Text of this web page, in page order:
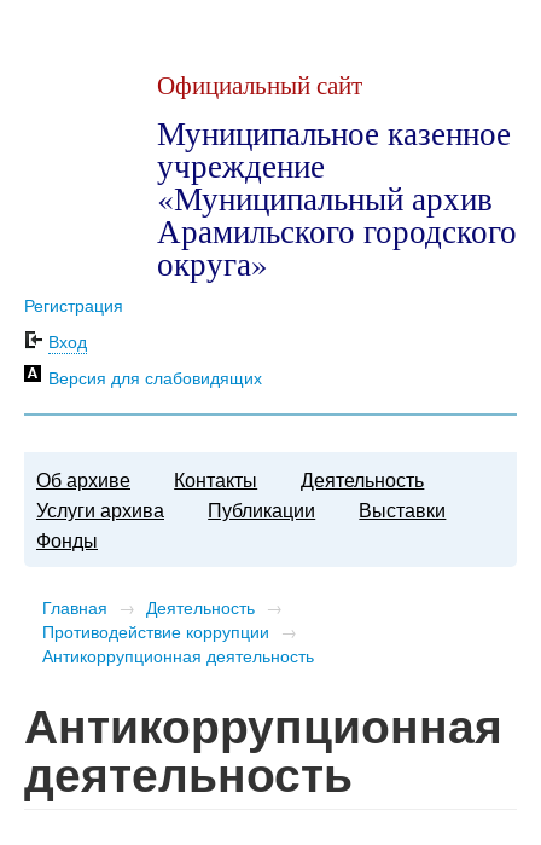
Официальный сайт
Муниципальное казенное
учреждение
«Муниципальный архив
Арамильского городского
округа»
Регистрация
Вход
Версия для слабовидящих
Об архиве Контакты
Деятельность
Услуги архива
Публикации
Выставки
Фонды
Главная → Деятельность →
Противодействие коррупции →
Антикоррупционная деятельность
Антикоррупционная
деятельность